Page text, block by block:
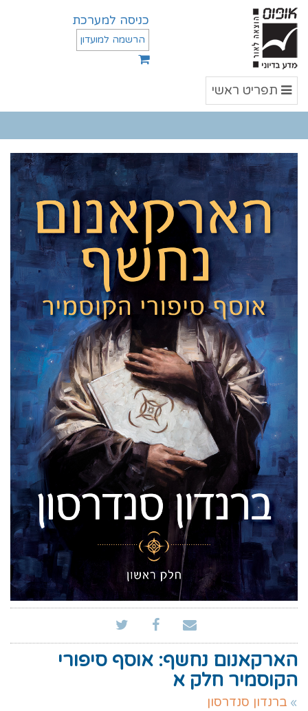
כניסה למערכת
הרשמה למועדון
תפריט
ראשי
תפריט ראשי
הארקאנום נחשף: אוסף סיפורי
הקוסמיר חלק א
ברנדון סנדרסון